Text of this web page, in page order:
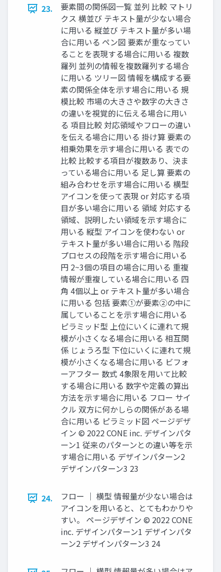
23.
要素間の関係図⼀覧 並列 ⽐較 マトリ
クス 横並び テキスト量が少ない場合
に⽤いる 縦並び テキスト量が多い場
合に⽤いる ペン図 要素が重なってい
ることを表現する場合に⽤いる 複数
羅列 並列の情報を複数羅列する場合
に⽤いる ツリー図 情報を構成する要
素の関係全体を⽰す場合に⽤いる 規
模⽐較 市場の⼤きさや数字の⼤きさ
の違いを視覚的に伝える場合に⽤い
る 項⽬⽐較 対応領域やフローの違い
を伝える場合に⽤いる 掛け算 要素の
相乗効果を⽰す場合に⽤いる 表での
⽐較 ⽐較する項⽬が複数あり、決ま
っている場合に⽤いる ⾜し算 要素の
組み合わせを⽰す場合に⽤いる 横型
アイコンを使って表現 or 対応する項
⽬が多い場合に⽤いる 領域 対応する
領域、説明したい領域を⽰す場合に
⽤いる 縦型 アイコンを使わない or
テキスト量が多い場合に⽤いる 階段
プロセスの段階を⽰す場合に⽤いる
円 2~3個の項⽬の場合に⽤いる 重複
情報が重複している場合に⽤いる 四
⾓ 4個以上 or テキスト量が多い場合
に⽤いる 包括 要素①が要素②の中に
属していることを⽰す場合に⽤いる
ピラミッド型 上位にいくに連れて規
模が⼩さくなる場合に⽤いる 相互関
係 じょうろ型 下位にいくに連れて規
模が⼩さくなる場合に⽤いる ビフォ
ーアフター 数式 4象限を⽤いて⽐較
する場合に⽤いる 数字や定義の算出
⽅法を⽰す場合に⽤いる フロー サイ
クル 双⽅に何かしらの関係がある場
合に⽤いる ピラミッド図 ページデザ
イン © 2022 CONE inc. デザインパタ
ーン1 従来のパターンとの違い等を⽰
す場合に⽤いる デザインパターン2
デザインパターン3 23
24.
フロー ｜ 横型 情報量が少ない場合は
アイコンを⽤いると、とてもわかりや
すい。 ページデザイン © 2022 CONE
inc. デザインパターン1 デザインパタ
ーン2 デザインパターン3 24